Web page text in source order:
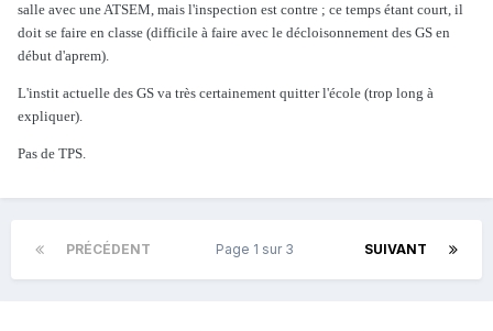
salle avec une ATSEM, mais l'inspection est contre ; ce temps étant court, il
doit se faire en classe (difficile à faire avec le décloisonnement des GS en
début d'aprem).
L'instit actuelle des GS va très certainement quitter l'école (trop long à
expliquer).
Pas de TPS.
PRÉCÉDENT SUIVANT
Page 1 sur 3